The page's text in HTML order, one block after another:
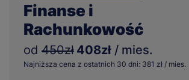
Finanse i
Rachunkowość
od 450zł 408zł / mies.
Najniższa cena z ostatnich 30 dni: 381 zł / mies.